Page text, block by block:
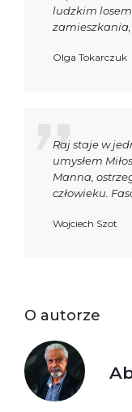
ludzkim
zamieszkania,
Olga Tokarczuk
Raj staje w
umysłem
Manna,
człowieku.
Wojciech Szot
O autorze